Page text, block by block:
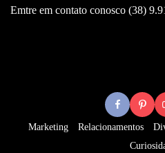
Emtre em contato conosco (38)
Marketing Relacionamentos